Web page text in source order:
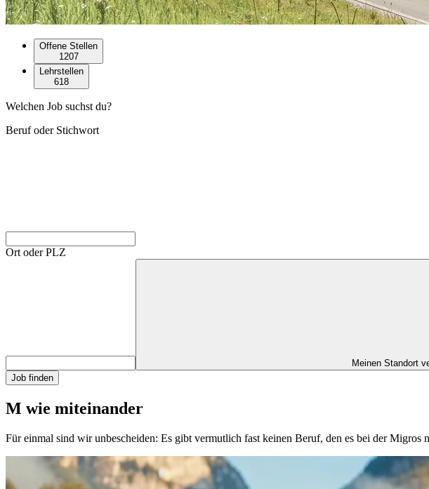
Offene Stellen
1207
Lehrstellen
618
Welchen Job suchst du?
Beruf oder Stichwort
Ort oder PLZ
Meinen Standort
Job finden
M wie miteinander
Für einmal sind wir unbescheiden: Es gibt vermutlich fast keinen Beruf, den es bei der